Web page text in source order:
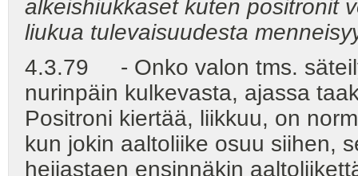
alkeishiukkaset kuten positronit
liukua tulevaisuudesta
4.3.79 - Onko valon tms.
nurinpäin kulkevasta, ajassa
Positroni kiertää, liikkuu, on
kun jokin aaltoliike osuu siihen,
heijastaen ensinnäkin